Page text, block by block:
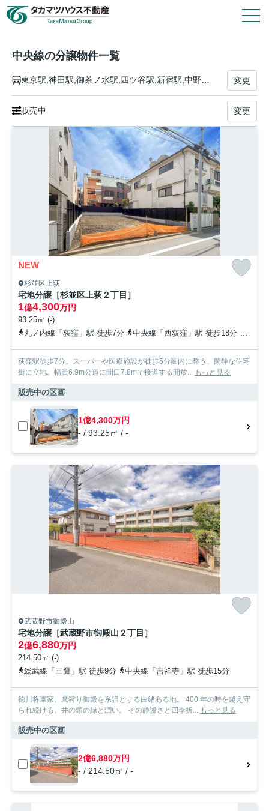
タカマツハウス物件
その他の仲介物件はこちら
タカマツハウス分譲物件のご案内や各種お手続き
は、タカマツハウス不動産株式会社が窓口として
対応いたします。
お問い合わせ
中央線の分譲物件一覧
東京駅,神田駅,御茶ノ水駅,四ツ谷駅,新宿駅,中野駅,高円寺駅,阿佐ケ谷駅,荻窪駅,西荻窪駅,吉祥寺駅,三鷹駅,武蔵境駅,東小金井駅,武蔵小金井駅,国分寺駅,西国分寺駅,国立駅,立川駅,日野駅,豊田駅,八王子駅,西八王子駅,高尾駅,相模湖駅,藤野駅,上野原駅,四方津駅,梁川駅,鳥沢駅,猿橋駅,大月駅,初狩駅,笹子駅,甲斐大和駅,勝沼ぶどう郷駅,塩山駅,東山梨駅,山梨市駅,春日居町駅,石和温泉駅,酒折駅,甲府駅,竜王駅,塩崎駅,韮崎駅,新府駅,穴山駅,日野春駅,長坂駅,小淵沢駅,信濃境駅,富士見駅,すずらんの里駅,青柳駅,茅野駅,上諏訪駅,下諏訪駅,岡谷駅,みどり湖駅,川岸駅,辰野駅,信濃川島駅,小野駅,塩尻駅,洗馬駅,日出塩駅,贄川駅,木曽平沢駅,奈良井駅,藪原駅,宮ノ越駅,原野駅,木曽福島駅,上松駅,倉本駅,須原駅,大桑駅,野尻駅,十二兼駅,南木曽駅,田立駅,坂下駅,落合川駅,中津川駅,美乃坂本駅,恵那駅,武並駅,釜戸駅,瑞浪駅,土岐市駅,多治見駅,古虎渓駅,定光寺駅,高蔵寺駅,神領駅,春日井駅,勝川駅,新守山駅,大曽根駅,千種駅,鶴舞駅,金山駅,名古屋駅 変更
販売中 変更
9件 10戸
NEW
杉並区上荻
宅地分譲［杉並区上荻２丁目］
1億4,300万円
93.25㎡ (-)
丸ノ内線「荻窪」駅 徒歩7分
中央線「西荻窪」駅 徒歩18分
荻窪駅徒歩7分。スーパーや医療施設が徒歩5分圏内に整う、閑静な住宅
街に立地。幅員6.9m公道に間口7.8mで接道する開放...
もっと見る
販売中の区画
1億4,300万円
- / 93.25㎡ / -
武蔵野市御殿山
宅地分譲［武蔵野市御殿山２丁目］
2億6,880万円
214.50㎡ (-)
総武線「三鷹」駅 徒歩9分
中央線「吉祥寺」駅 徒歩15分
徳川将軍家、鷹狩り御殿を系譜とする由緒ある地。 400 年の時を越え守
られ続ける、井の頭の緑と潤い。 その静謐さと四季折...
もっと見る
販売中の区画
2億6,880万円
- / 214.50㎡ / -